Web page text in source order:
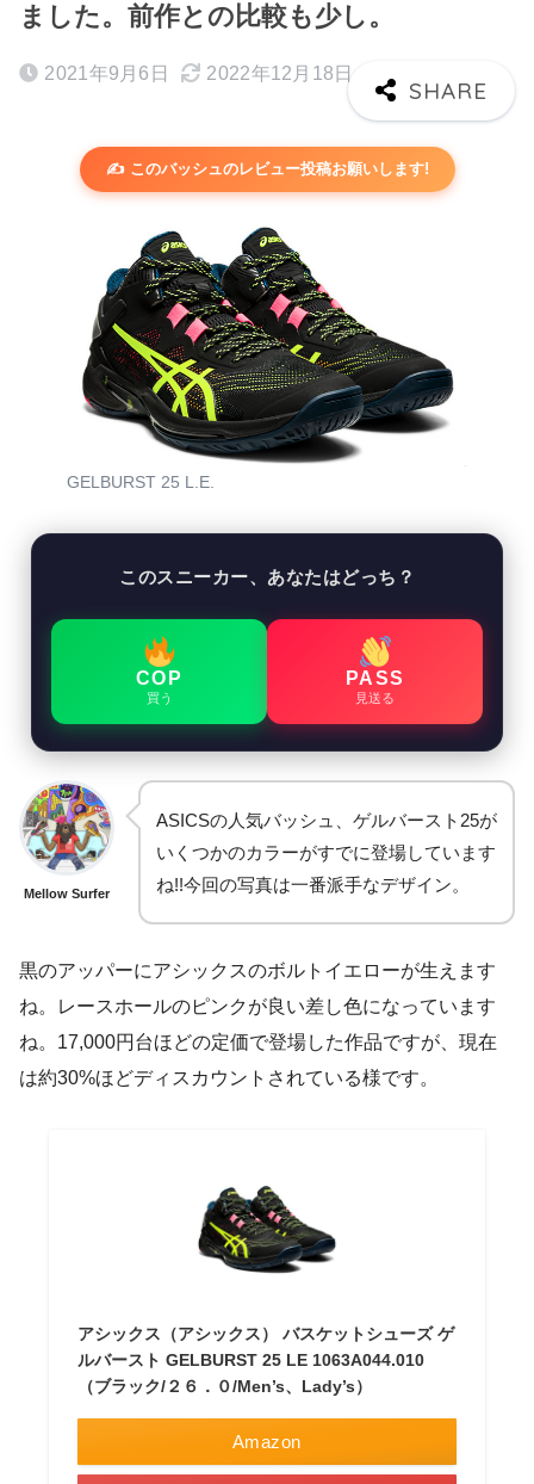
ました。前作との比較も少し。
2021年9月6日 2022年12月18日
✍️ このバッシュのレビュー投稿お願いします!
GELBURST 25 L.E.
このスニーカー、あなたはどっち？
COP
買う
PASS
見送る
Mellow Surfer
ASICSの人気バッシュ、ゲルバースト25が
いくつかのカラーがすでに登場しています
ね!!今回の写真は一番派手なデザイン。
黒のアッパーにアシックスのボルトイエローが生えます
ね。レースホールのピンクが良い差し色になっています
ね。17,000円台ほどの定価で登場した作品ですが、現在
は約30%ほどディスカウントされている様です。
アシックス（アシックス） バスケットシューズ ゲ
ルバースト GELBURST 25 LE 1063A044.010
（ブラック/２６．０/Men’s、Lady’s）
Amazon